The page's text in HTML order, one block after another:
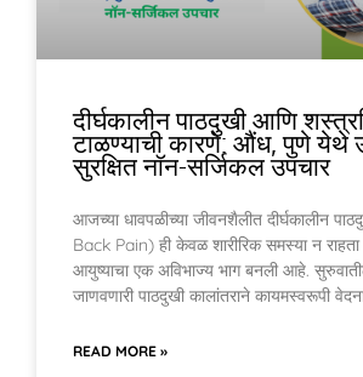
दीर्घकालीन पाठदुखी आणि
टाळण्याची कारणे: औंध, पुणे येथे
सुरक्षित नॉन-सर्जिकल उपचार
आजच्या धावपळीच्या जीवनशैलीत दीर्घकालीन
Back Pain) ही केवळ शारीरिक समस्या न
आयुष्याचा एक अविभाज्य भाग बनली आहे.
जाणवणारी पाठदुखी कालांतराने कायमस्वरूपी
READ MORE »